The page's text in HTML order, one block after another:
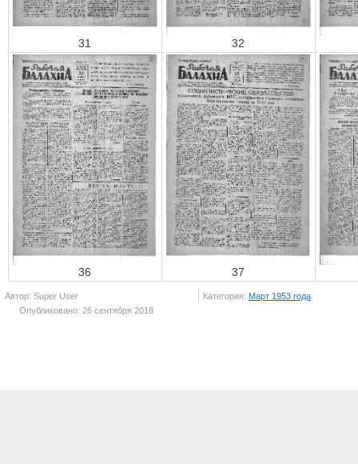
31 32
36 37
Автор: Super User Категория: Март 1953 года
Опубликовано: 26 сентября 2018